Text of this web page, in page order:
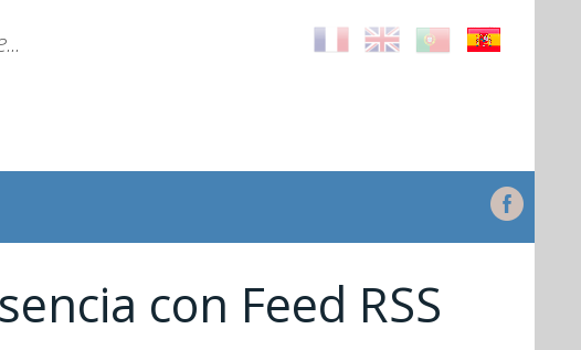
con Feed RSS